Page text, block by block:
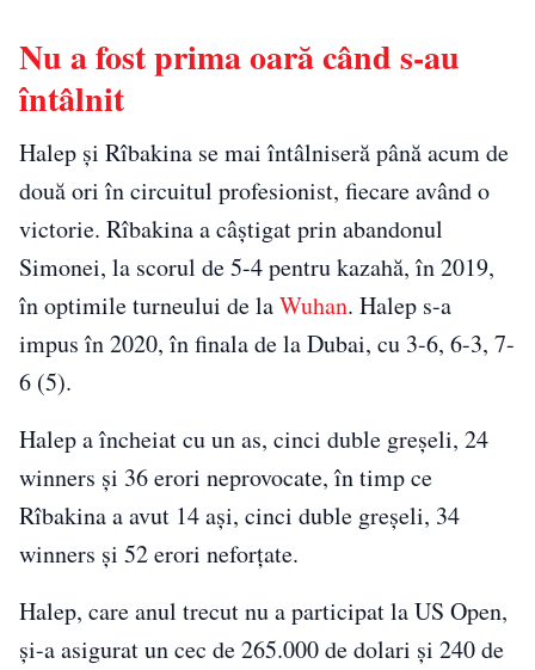
Nu a fost prima oară când s-au
întâlnit
Halep şi Rîbakina se mai întâlniseră până acum de
două ori în circuitul profesionist, fiecare având o
victorie. Rîbakina a câştigat prin abandonul
Simonei, la scorul de 5-4 pentru kazahă, în 2019,
în optimile turneului de laWuhan. Halep s-a
impus în 2020, în finala de la Dubai, cu 3-6, 6-3, 7-
6 (5).
Halep a încheiat cu un as, cinci duble greşeli, 24
winners şi 36 erori neprovocate, în timp ce
Rîbakina a avut 14 aşi, cinci duble greşeli, 34
winners şi 52 erori neforţate.
Halep, care anul trecut nu a participat la US Open,
şi-a asigurat un cec de 265.000 de dolari şi 240 de